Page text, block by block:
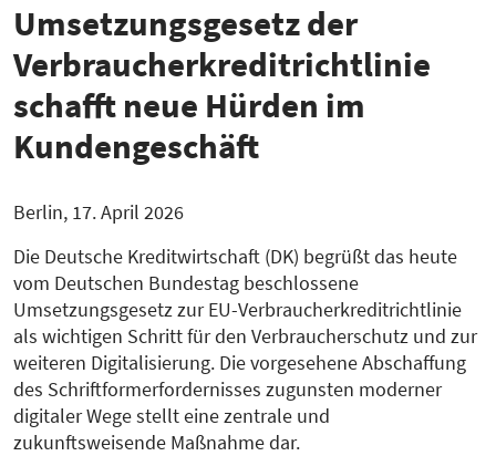
Umsetzungsgesetz der
Verbraucherkreditrichtlinie
schafft neue Hürden im
Kundengeschäft
Berlin, 17. April 2026
Die Deutsche Kreditwirtschaft (DK) begrüßt das heute
vom Deutschen Bundestag beschlossene
Umsetzungsgesetz zur EU-Verbraucherkreditrichtlinie
als wichtigen Schritt für den Verbraucherschutz und zur
weiteren Digitalisierung. Die vorgesehene Abschaffung
des Schriftformerfordernisses zugunsten moderner
digitaler Wege stellt eine zentrale und
zukunftsweisende Maßnahme dar.